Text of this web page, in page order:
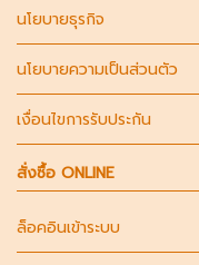
นโยบายธุรกิจ
นโยบายความเป็นส่วนตัว
เงื่อนไขการรับประกัน
สั่งซื้อ ONLINE
ล็อคอินเข้าระบบ